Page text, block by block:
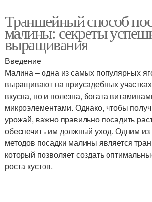
Траншейный способ
малины: секреты
выращивания
Введение
Малина – одна из самых популярных
выращивают на приусадебных
вкусна, но и полезна, богата
микроэлементами. Однако, чтобы
урожай, важно правильно посадить
обеспечить им должный уход. Одним
методов посадки малины является
который позволяет создать
роста кустов.